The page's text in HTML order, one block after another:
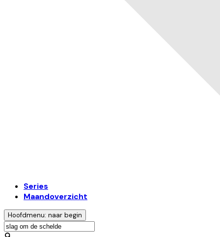
Series
Maandoverzicht
Hoofdmenu: naar begin